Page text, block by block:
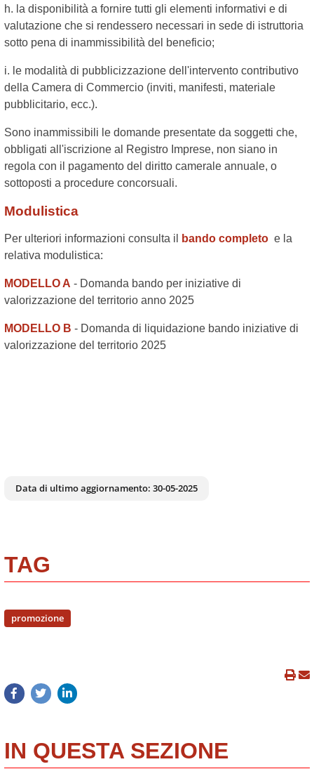
h. la disponibilità a fornire tutti gli elementi informativi e di
valutazione che si rendessero necessari in sede di istruttoria
sotto pena di inammissibilità del beneficio;
i. le modalità di pubblicizzazione dell'intervento contributivo
della Camera di Commercio (inviti, manifesti, materiale
pubblicitario, ecc.).
Sono inammissibili le domande presentate da soggetti che,
obbligati all'iscrizione al Registro Imprese, non siano in
regola con il pagamento del diritto camerale annuale, o
sottoposti a procedure concorsuali.
Modulistica
Per ulteriori informazioni consulta il bando completo e la
relativa modulistica:
MODELLO A - Domanda bando per iniziative di
valorizzazione del territorio anno 2025
MODELLO B - Domanda di liquidazione bando iniziative di
valorizzazione del territorio 2025
Data di ultimo aggiornamento: 30-05-2025
TAG
promozione
IN QUESTA SEZIONE